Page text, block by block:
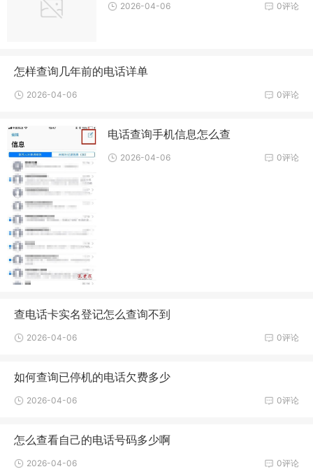
0评论
2026-04-06
怎样查询几年前的电话详单
0评论
2026-04-06
电话查询手机信息怎么查
0评论
2026-04-06
查电话卡实名登记怎么查询不到
0评论
2026-04-06
如何查询已停机的电话欠费多少
0评论
2026-04-06
怎么查看自己的电话号码多少啊
0评论
2026-04-06